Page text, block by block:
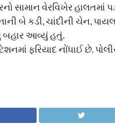
સામાન વેરવિખેર હાલતમાં
બે કડી, ચાંદીની ચેન,
બહાર આવ્યું હતું.
ફરિયાદ નોંધાઈ છે.